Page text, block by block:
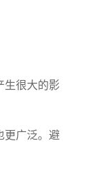
生很大的影
更广泛。避